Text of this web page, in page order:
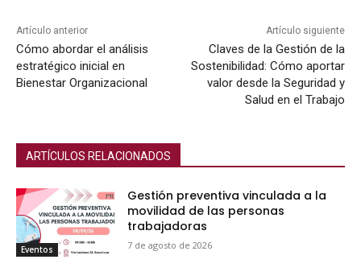
Artículo anterior
Cómo abordar el análisis
estratégico inicial en
Bienestar Organizacional
Artículo siguiente
Claves de la Gestión de la
Sostenibilidad: Cómo aportar
valor desde la Seguridad y
Salud en el Trabajo
ARTÍCULOS RELACIONADOS
Eventos
Gestión preventiva vinculada a la
movilidad de las personas
trabajadoras
7 de agosto de 2026